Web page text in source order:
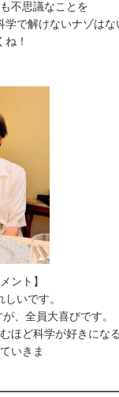
不思議なことを
学で解けないナゾは
ね！
ント】
いです。
、全員大喜びです。
ほど科学が好きにな
いきま